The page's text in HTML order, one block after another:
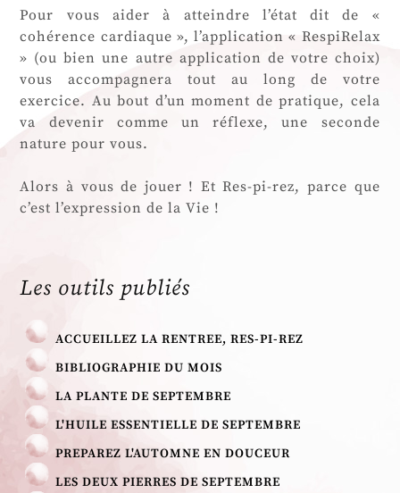
Pour vous aider à atteindre l’état dit de «
cohérence cardiaque », l’application « RespiRelax
» (ou bien une autre application de votre choix)
vous accompagnera tout au long de votre
exercice. Au bout d’un moment de pratique, cela
va devenir comme un réflexe, une seconde
nature pour vous.
Alors à vous de jouer ! Et Res-pi-rez, parce que
c’est l’expression de la Vie !
Les outils publiés
ACCUEILLEZ LA RENTREE, RES-PI-REZ
BIBLIOGRAPHIE DU MOIS
LA PLANTE DE SEPTEMBRE
L'HUILE ESSENTIELLE DE SEPTEMBRE
PREPAREZ L'AUTOMNE EN DOUCEUR
LES DEUX PIERRES DE SEPTEMBRE